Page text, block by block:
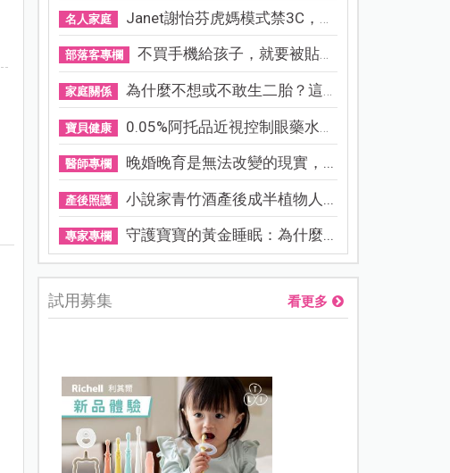
名人家庭 Janet謝怡芬虎媽模式禁3C，看...
部落客專欄 不買手機給孩子，就要被貼「...
家庭關係 為什麼不想或不敢生二胎？這8...
寶貝健康 0.05%阿托品近視控制眼藥水納...
醫師專欄 晚婚晚育是無法改變的現實，...
產後照護 小說家青竹酒產後成半植物人...
專家專欄 守護寶寶的黃金睡眠：為什麼...
試用募集 看更多